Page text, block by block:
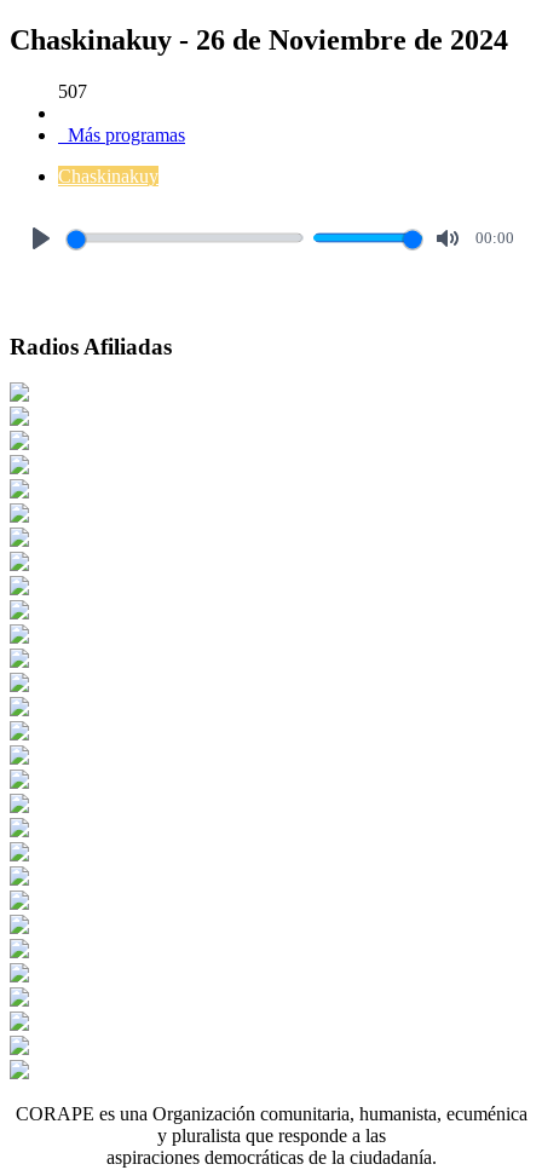
Chaskinakuy - 26 de Noviembre de 2024
507
Más programas
Chaskinakuy
00:00
Radios Afiliadas
CORAPE es una Organización comunitaria, humanista, ecuménica
y pluralista que responde a las
aspiraciones democráticas de la ciudadanía.